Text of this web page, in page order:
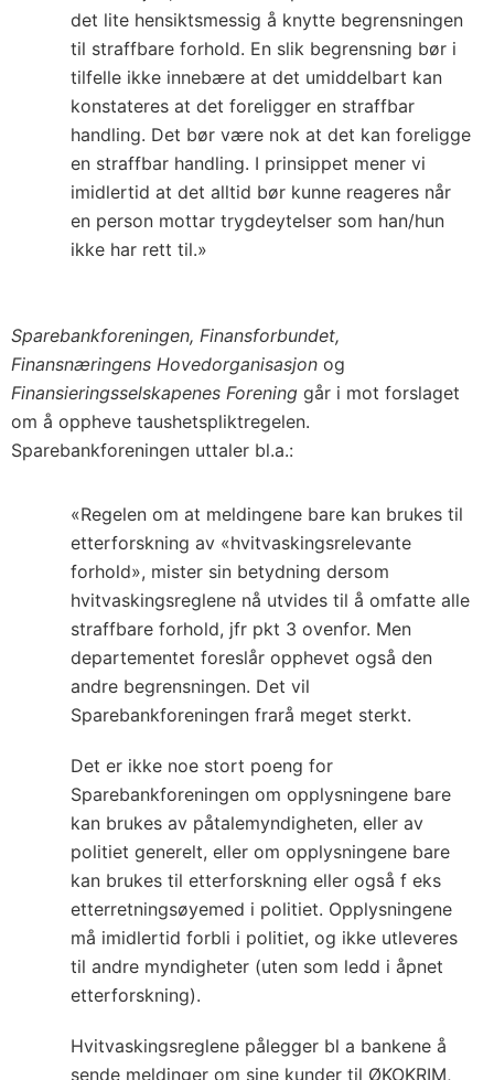
det lite hensiktsmessig å knytte begrensningen
til straffbare forhold. En slik begrensning bør i
tilfelle ikke innebære at det umiddelbart kan
konstateres at det foreligger en straffbar
handling. Det bør være nok at det kan foreligge
en straffbar handling. I prinsippet mener vi
imidlertid at det alltid bør kunne reageres når
en person mottar trygdeytelser som han/hun
ikke har rett til.»
Sparebankforeningen, Finansforbundet,
Finansnæringens Hovedorganisasjon og
Finansieringsselskapenes Forening går i mot forslaget
om å oppheve taushetspliktregelen.
Sparebankforeningen uttaler bl.a.:
«Regelen om at meldingene bare kan brukes til
etterforskning av «hvitvaskingsrelevante
forhold», mister sin betydning dersom
hvitvaskingsreglene nå utvides til å omfatte alle
straffbare forhold, jfr pkt 3 ovenfor. Men
departementet foreslår opphevet også den
andre begrensningen. Det vil
Sparebankforeningen frarå meget sterkt.
Det er ikke noe stort poeng for
Sparebankforeningen om opplysningene bare
kan brukes av påtalemyndigheten, eller av
politiet generelt, eller om opplysningene bare
kan brukes til etterforskning eller også f eks
etterretningsøyemed i politiet. Opplysningene
må imidlertid forbli i politiet, og ikke utleveres
til andre myndigheter (uten som ledd i åpnet
etterforskning).
Hvitvaskingsreglene pålegger bl a bankene å
sende meldinger om sine kunder til ØKOKRIM,